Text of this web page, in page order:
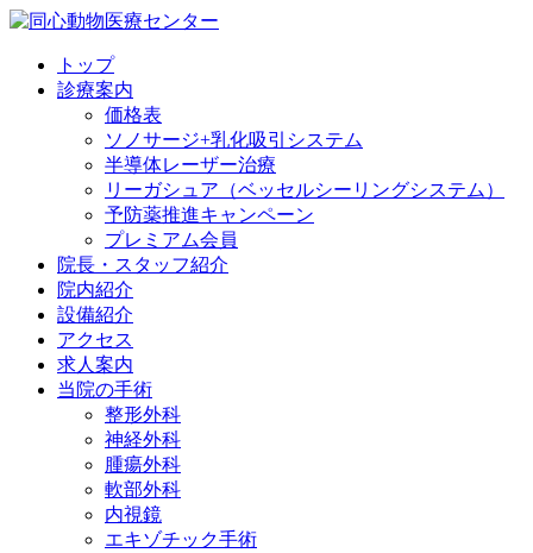
トップ
診療案内
価格表
ソノサージ+乳化吸引システム
半導体レーザー治療
リーガシュア（ベッセルシーリングシステム）
予防薬推進キャンペーン
プレミアム会員
院長・ スタッフ紹介
院内紹介
設備紹介
アクセス
求人案内
当院の手術
整形外科
神経外科
腫瘍外科
軟部外科
内視鏡
エキゾチック手術